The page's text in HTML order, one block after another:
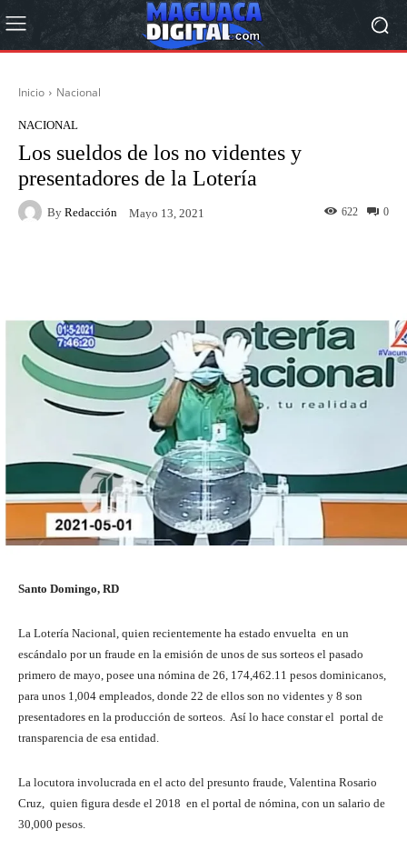
Inicio Nacional
NACIONAL
Los sueldos de los no videntes y
presentadores de la Lotería
By Redacción Mayo 13, 2021 0
622
Santo Domingo, RD
La Lotería Nacional, quien recientemente ha estado envuelta en un
escándalo por un fraude en la emisión de unos de sus sorteos el pasado
primero de mayo, posee una nómina de 26, 174,462.11 pesos dominicanos,
para unos 1,004 empleados, donde 22 de ellos son no videntes y 8 son
presentadores en la producción de sorteos. Así lo hace constar el portal de
transparencia de esa entidad.
La locutora involucrada en el acto del presunto fraude, Valentina Rosario
Cruz, quien figura desde el 2018 en el portal de nómina, con un salario de
30,000 pesos.